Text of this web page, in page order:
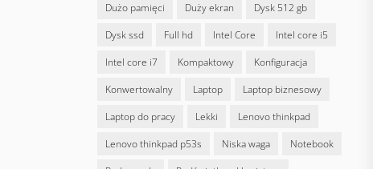
dużo pamięci
duży ekran
dysk 512 gb
dysk ssd
full hd Intel Core
intel core i5
intel core i7
kompaktowy
konfiguracja
konwertowalny
laptop
laptop biznesowy
laptop do pracy
lekki
lenovo thinkpad
lenovo thinkpad p53s
niska waga
notebook